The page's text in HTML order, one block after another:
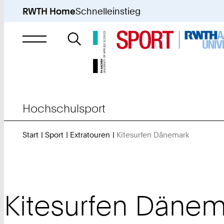
RWTH HomeSchnelleinstieg
Suche
nach
Hochschulsport
Start Sport Extratouren Kitesurfen Dänemark
Kitesurfen